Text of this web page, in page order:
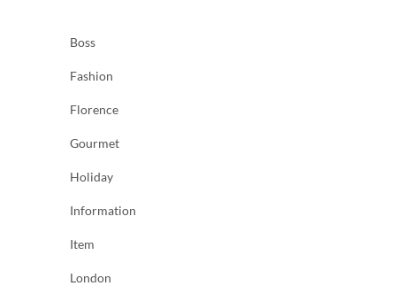
Boss
Fashion
Florence
Gourmet
Holiday
Information
Item
London